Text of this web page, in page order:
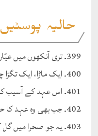
حالیہ پوسٹیں
399۔ تری آنکھوں میں عیّاری بہت ہے
400۔ ایک ماڑا، ایک تگڑا چوک میں
401۔ اس عہد کے آسیب کو کرسی کی پڑی تھی
402۔ جب بھی وہ عہد کا حسیں بولے
403۔ یہ جو صحرا میں گل کِھلے ہیں میاں